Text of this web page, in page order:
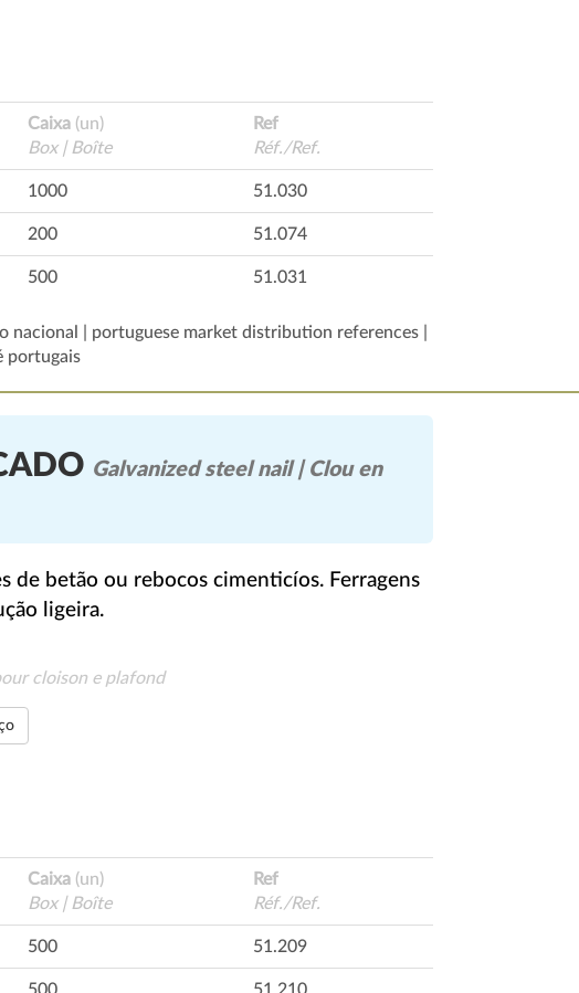
Caixa (un)
Box | Boîte
Ref
Réf./Ref.
1000 51.030
200 51.074
500 51.031
nacional | portuguese market distribution references |
portugais
Galvanized steel nail | Clou en
de betão ou rebocos cimenticíos. Ferragens
ligeira.
cloison e plafond
Caixa (un)
Box | Boîte
Ref
Réf./Ref.
500 51.209